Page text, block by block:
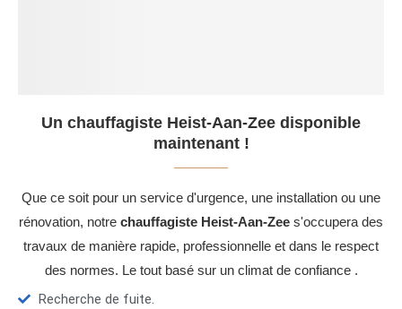
Un chauffagiste Heist-Aan-Zee disponible
maintenant !
Que ce soit pour un service d'urgence, une installation ou une
rénovation, notre chauffagiste Heist-Aan-Zee s'occupera des
travaux de manière rapide, professionnelle et dans le respect
des normes. Le tout basé sur un climat de confiance .
Recherche de fuite.